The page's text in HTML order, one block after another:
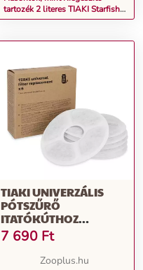
tartozék 2 literes TIAKI Starfish
rozsdamentes acél macska
TIAKI UNIVERZÁLIS
PÓTSZŰRŐ
ITATÓKÚTHOZ
TARTOZÉKOK, 6DB
7 690 Ft
Zooplus.hu